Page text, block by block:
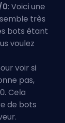
: Voici une
très
bots étant
voulez
voir si
pas,
Cela
de bots